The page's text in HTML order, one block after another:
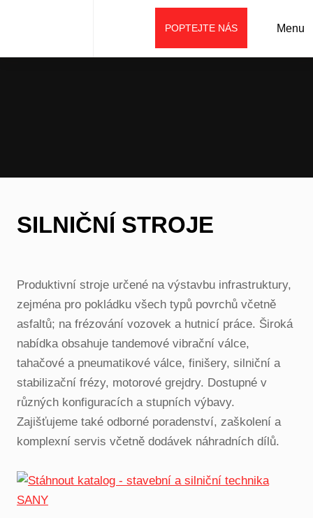
Menu
POPTEJTE NÁS
SILNIČNÍ STROJE
Produktivní stroje určené na výstavbu infrastruktury,
zejména pro pokládku všech typů povrchů včetně
asfaltů; na frézování vozovek a hutnicí práce. Široká
nabídka obsahuje tandemové vibrační válce,
tahačové a pneumatikové válce, finišery, silniční a
stabilizační frézy, motorové grejdry. Dostupné v
různých konfiguracích a stupních výbavy.
Zajišťujeme také odborné poradenství, zaškolení a
komplexní servis včetně dodávek náhradních dílů.